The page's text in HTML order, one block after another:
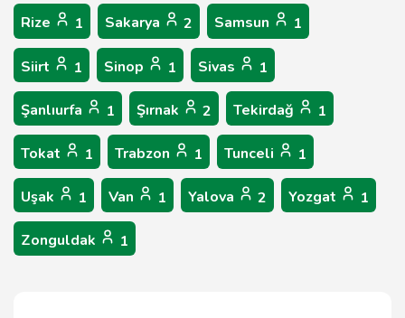
Rize 1 Sakarya 2 Samsun 1
Siirt 1 Sinop 1 Sivas 1
Şanlıurfa 1 Şırnak 2 Tekirdağ 1
Tokat 1 Trabzon 1 Tunceli 1
Uşak 1 Van 1 Yalova 2 Yozgat 1
Zonguldak 1